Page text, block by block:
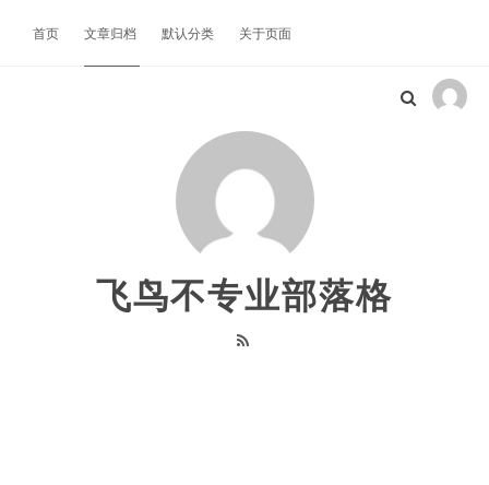
飞鸟不专业部落格
首页 文章归档 默认分类 关于页面